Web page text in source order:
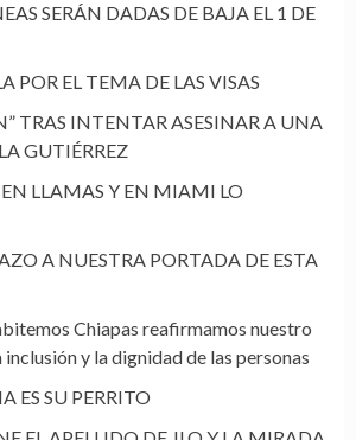
SERÁN DADAS DE BAJA EL 1 DE
POR EL TEMA DE LAS VISAS
TRAS INTENTAR ASESINAR A UNA
GUTIÉRREZ
LLAMAS Y EN MIAMI LO
A NUESTRA PORTADA DE ESTA
Chiapas reafirmamos nuestro
y la dignidad de las personas
ES SU PERRITO